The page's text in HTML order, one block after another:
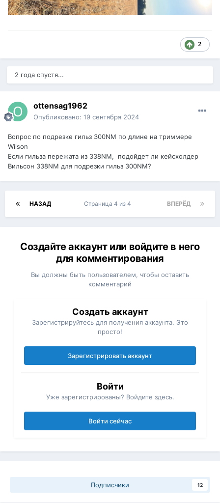
2
2 года спустя...
ottensag1962
Опубликовано: 19 сентября 2024
Вопрос по подрезке гильз 300NM по длине на триммере
Wilson
Если гильза пережата из 338NM, подойдет ли кейсхолдер
Вильсон 338NM для подрезки гильз 300NM?
НАЗАД ВПЕРЁД
Страница 4 из 4
Создайте аккаунт или войдите в него
для комментирования
Вы должны быть пользователем, чтобы оставить
комментарий
Создать аккаунт
Зарегистрируйтесь для получения аккаунта. Это
просто!
Зарегистрировать аккаунт
Войти
Уже зарегистрированы? Войдите здесь.
Войти сейчас
Подписчики 12